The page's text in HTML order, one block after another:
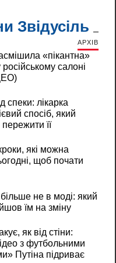
Звідусіль
АРХІВ
«пікантна»
російському салоні
спеки: лікарка
спосіб, який
її
які можна
щоб почати
більше не в моді: який
їм на зміну
як від стіни:
з футбольними
Путіна підриває